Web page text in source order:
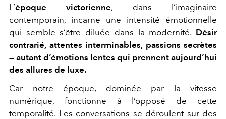
L’époque victorienne, dans l’imaginaire
contemporain, incarne une intensité émotionnelle
qui semble s’être diluée dans la modernité. Désir
contrarié, attentes interminables, passions secrètes
— autant d’émotions lentes qui prennent aujourd’hui
des allures de luxe.
Car notre époque, dominée par la vitesse
numérique, fonctionne à l’opposé de cette
temporalité. Les conversations se déroulent sur des